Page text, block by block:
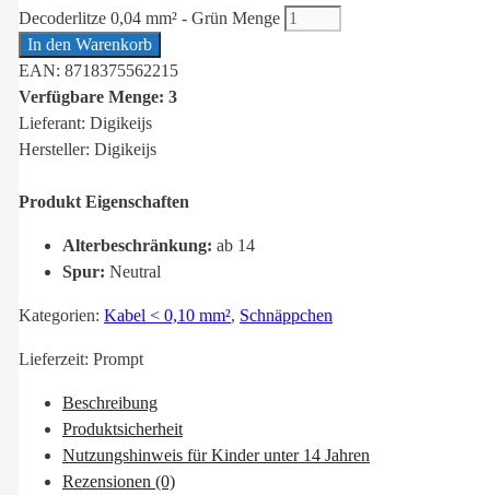
Decoderlitze 0,04 mm² - Grün Menge
In den Warenkorb
EAN: 8718375562215
Verfügbare Menge: 3
Lieferant: Digikeijs
Hersteller: Digikeijs
Produkt Eigenschaften
Alterbeschränkung: ab 14
Spur: Neutral
Kategorien: Kabel < 0,10 mm², Schnäppchen
Lieferzeit: Prompt
Beschreibung
Produktsicherheit
Nutzungshinweis für Kinder unter 14 Jahren
Rezensionen (0)